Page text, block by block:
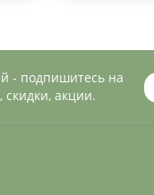
- подпишитесь на
акции.